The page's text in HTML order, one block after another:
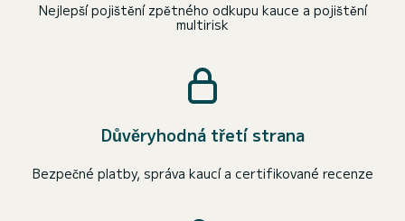
Nejlepší pojištění zpětného odkupu kauce a pojištění
multirisk
Důvěryhodná třetí strana
Bezpečné platby, správa kaucí a certifikované recenze